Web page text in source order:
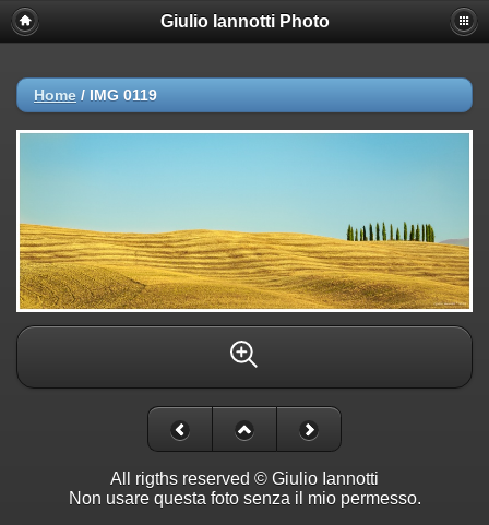
Giulio Iannotti Photo
Home / IMG 0119
All rigths reserved © Giulio Iannotti
Non usare questa foto senza il mio permesso.